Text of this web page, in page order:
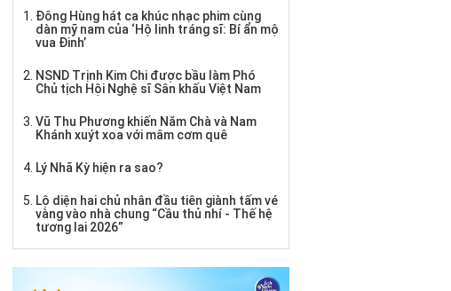
Đông Hùng hát ca khúc nhạc phim cùng
dàn mỹ nam của ‘Hộ linh tráng sĩ: Bí ẩn mộ
vua Đinh’
NSND Trịnh Kim Chi được bầu làm Phó
Chủ tịch Hội Nghệ sĩ Sân khấu Việt Nam
Vũ Thu Phương khiến Năm Chà và Nam
Khánh xuýt xoa với mâm cơm quê
Lý Nhã Kỳ hiện ra sao?
Lộ diện hai chủ nhân đầu tiên giành tấm vé
vàng vào nhà chung “Cầu thủ nhí - Thế hệ
tương lai 2026”